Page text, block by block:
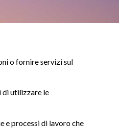
o fornire servizi sul
di utilizzare le
e processi di lavoro che